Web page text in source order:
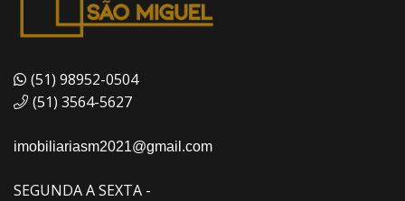
(51) 98952-0504
(51) 3564-5627
imobiliariasm2021@gmail.com
SEGUNDA A SEXTA -